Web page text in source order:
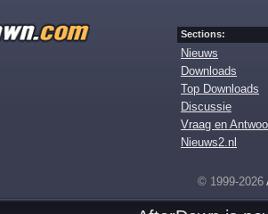
Sections:
Nieuws
Downloads
Top Downloads
Discussie
Vraag en
Nieuws2.nl
© 1999-2026